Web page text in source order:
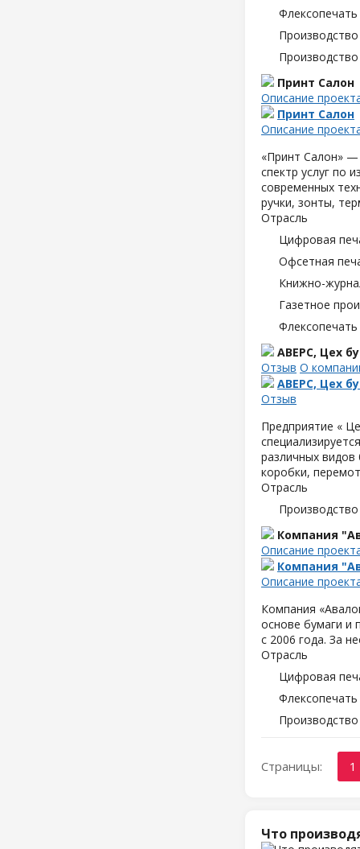
Принт Салон
Описание
Принт Салон
Описание
«Принт Салон» —
спектр услуг по
современных
ручки, зонты,
Отрасль
Цифровая
Офсетная
Книжно-
Газетное
АВЕРС, Цех
Отзыв О
АВЕРС, Цех
Отзыв
Предприятие «
различных видов
коробки,
Отрасль
Компания
Описание
Компания
Описание
Компания
основе бумаги и
с 2006 года. За
Отрасль
Цифровая
Страницы: 1
Что